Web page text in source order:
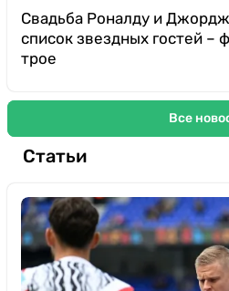
Свадьба Роналду и
список звездных гостей –
трое
Все
Статьи